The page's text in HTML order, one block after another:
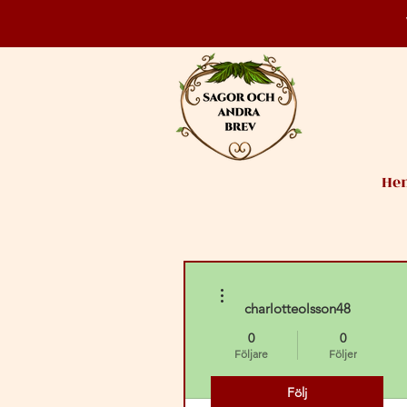
charlotteolsson48
0
Följare
0
Följer
Följ